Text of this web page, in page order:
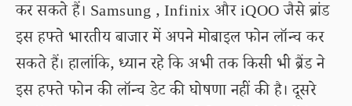
कर सकते हैं। Samsung , Infinix और iQOO जैसे ब्रांड
इस हफ्ते भारतीय बाजार में अपने मोबाइल फोन लॉन्च कर
सकते हैं। हालांकि, ध्यान रहे कि अभी तक किसी भी ब्रैंड ने
इस हफ्ते फोन की लॉन्च डेट की घोषणा नहीं की है। दूसरे